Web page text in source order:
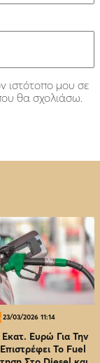
ιστότοπο μου σε
θα σχολιάσω.
23/03/2026 11:14
Ευρώ Για Την
Το Fuel